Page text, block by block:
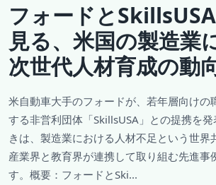
フォードと
見る、米国の製造業
次世代人材育成の動
米自動車大手のフォードが、若年層向けの
する非営利団体「SkillsUSA」との提携を
きは、製造業における人材不足という世界
産業界と教育界が連携して取り組む先進事
す。概要：フォードとSki...